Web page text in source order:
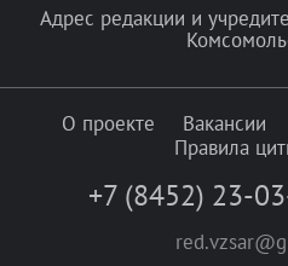
Адрес редакции и
О проекте Вакансии
Правила
+7 (8452) 23-